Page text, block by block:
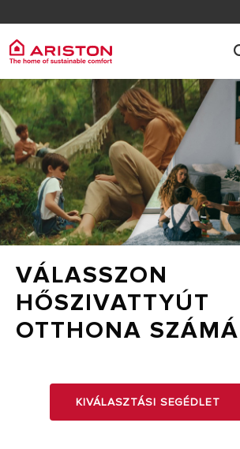
VÁLASSZON
HŐSZIVATTYÚT
OTTHONA
KIVÁLASZTÁSI SEGÉDLET